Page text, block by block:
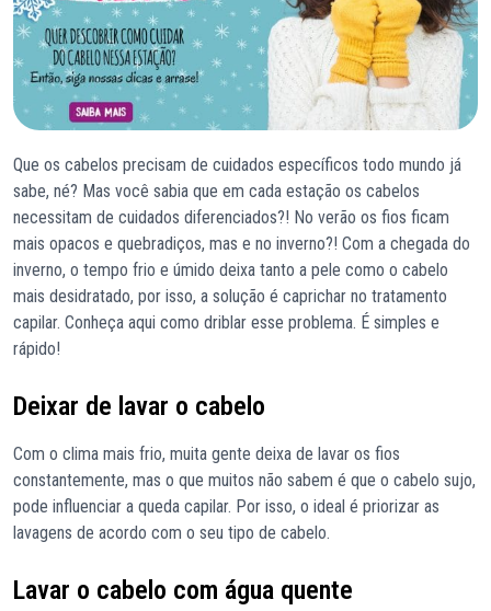
Que os cabelos precisam de cuidados específicos todo mundo já
sabe, né? Mas você sabia que em cada estação os cabelos
necessitam de cuidados diferenciados?! No verão os fios ficam
mais opacos e quebradiços, mas e no inverno?! Com a chegada do
inverno, o tempo frio e úmido deixa tanto a pele como o cabelo
mais desidratado, por isso, a solução é caprichar no tratamento
capilar. Conheça aqui como driblar esse problema. É simples e
rápido!
Deixar de lavar o cabelo
Com o clima mais frio, muita gente deixa de lavar os fios
constantemente, mas o que muitos não sabem é que o cabelo sujo,
pode influenciar a queda capilar. Por isso, o ideal é priorizar as
lavagens de acordo com o seu tipo de cabelo.
Lavar o cabelo com água quente